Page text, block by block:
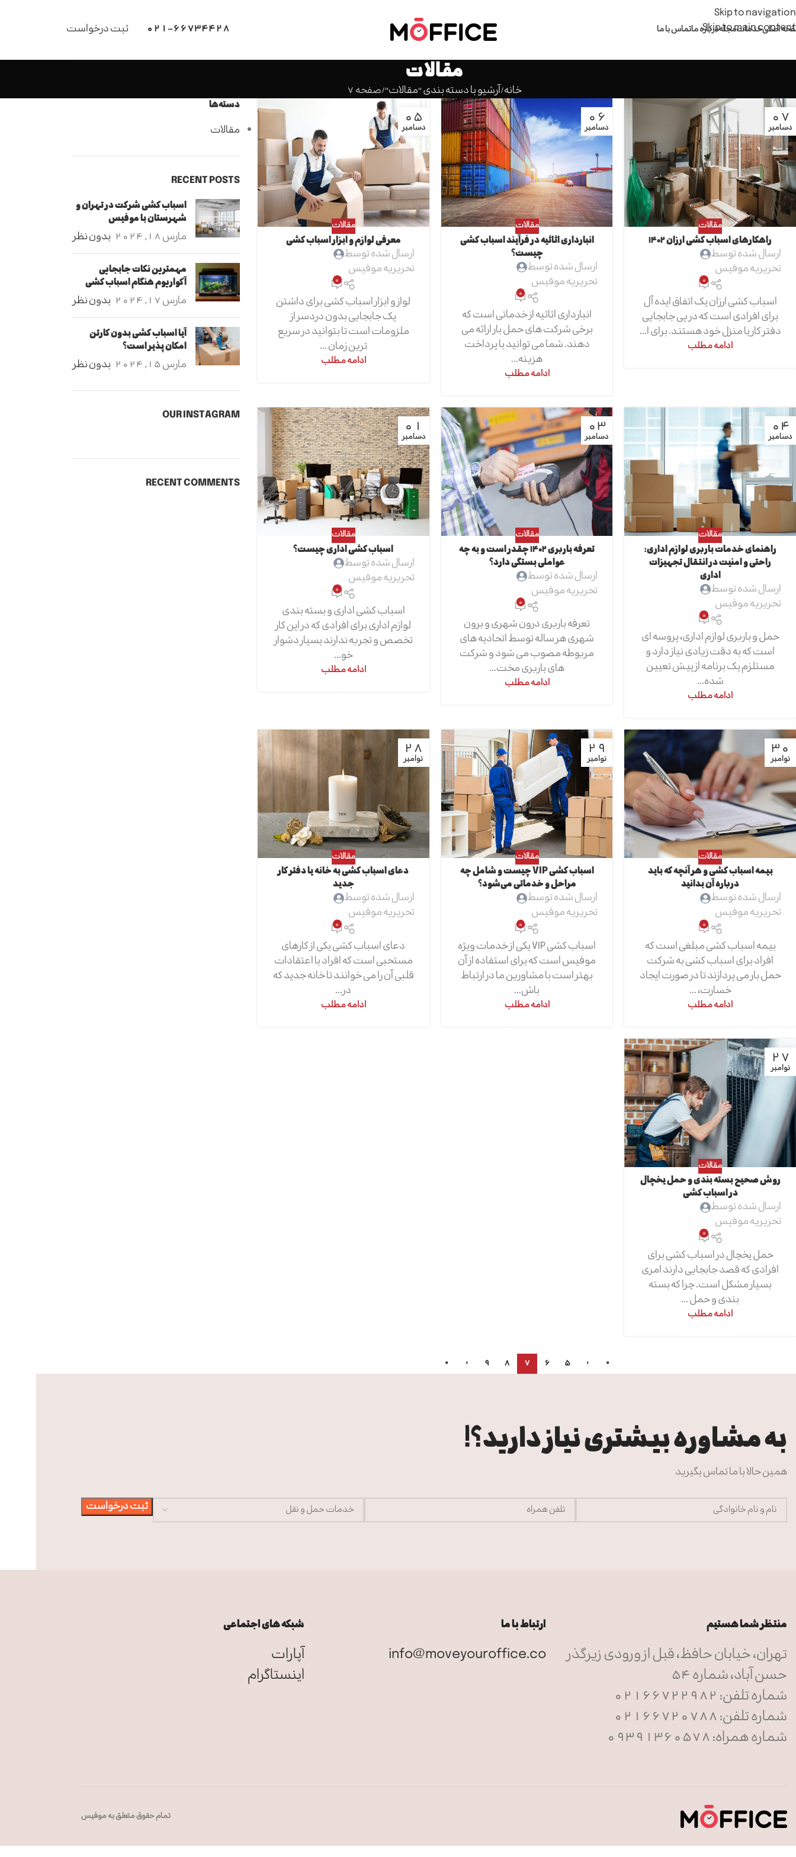
Skip to navigation
Skip to main content
اصلیخدماتمجلهدرباره ماتماس با ما 021-66734428 ثبت درخواست
مقالات خانه آرشیو با دسته بندی "مقالات" صفحه 7
07
دسامبر
مقالات
راهکارهای اسباب کشی ارزان 1402
ارسال شده توسط
تحریریه موفیس
0
اسباب کشی ارزان یک اتفاق ایده آل
برای افرادی است که در پی جابجایی
دفتر کار یا منزل خود هستند. برای ا...
ادامه مطلب
06
دسامبر
مقالات
انبارداری اثاثیه در فرآیند اسباب کشی
چیست؟
ارسال شده توسط
تحریریه موفیس
0
انبارداری اثاثیه از خدماتی است که
برخی شرکت های حمل بار ارائه می
دهند. شما می توانید با پرداخت
هزینه...
ادامه مطلب
05
دسامبر
مقالات
معرفی لوازم و ابزار اسباب کشی
ارسال شده توسط
تحریریه موفیس
0
لواز و ابزار اسباب کشی برای داشتن
یک جابجایی بدون دردسر از
ملزومات است تا بتوانید در سریع
ترین زمان ...
ادامه مطلب
04
دسامبر
مقالات
راهنمای خدمات باربری لوازم اداری:
راحتی و امنیت در انتقال تجهیزات
اداری
ارسال شده توسط
تحریریه موفیس
0
حمل و باربری لوازم اداری، پروسه ای
است که به دقت زیادی نیاز دارد و
مستلزم یک برنامه از پیش تعیین
شده...
ادامه مطلب
03
دسامبر
مقالات
تعرفه باربری 1402 چقدر است و به چه
عواملی بستگی دارد؟
ارسال شده توسط
تحریریه موفیس
0
تعرفه باربری درون شهری و برون
شهری هر ساله توسط اتحادیه های
مربوطه مصوب می شود و شرکت
های باربری مخت...
ادامه مطلب
01
دسامبر
مقالات
اسباب کشی اداری چیست؟
ارسال شده توسط
تحریریه موفیس
0
اسباب کشی اداری و بسته بندی
لوازم اداری برای افرادی که در این کار
تخصص و تجربه ندارند بسیار دشوار
خو...
ادامه مطلب
30
نوامبر
مقالات
بیمه اسباب کشی و هر آنچه که باید
درباره آن بدانید
ارسال شده توسط
تحریریه موفیس
0
بیمه اسباب کشی مبلغی است که
افراد برای اسباب کشی به شرکت
حمل بار می پردازند تا در صورت ایجاد
خسارت، ...
ادامه مطلب
29
نوامبر
مقالات
اسباب کشی VIP چیست و شامل چه
مراحل و خدماتی می‌شود؟
ارسال شده توسط
تحریریه موفیس
0
اسباب کشی VIP یکی از خدمات ویژه
موفیس است که برای استفاده از آن
بهتر است با مشاورین ما در ارتباط
باش...
ادامه مطلب
28
نوامبر
مقالات
دعای اسباب کشی به خانه یا دفتر کار
جدید
ارسال شده توسط
تحریریه موفیس
0
دعای اسباب کشی یکی از کارهای
مستحبی است که افراد با اعتقادات
قلبی آن را می خوانند تا خانه جدید که
در...
ادامه مطلب
27
نوامبر
مقالات
روش صحیح بسته بندی و حمل یخچال
در اسباب کشی
ارسال شده توسط
تحریریه موفیس
0
حمل یخچال در اسباب کشی برای
افرادی که قصد جابجایی دارند امری
بسیار مشکل است. چرا که بسته
بندی و حمل ...
ادامه مطلب
«
‹
5
6
7
8
9
›
»
دسته‌ها
مقالات
RECENT POSTS
اسباب کشی شرکت در تهران و
شهرستان‌ با موفیس
مارس 18, 2024
بدون نظر
مهمترین نکات جابجایی
آکواریوم هنگام اسباب کشی
مارس 17, 2024
بدون نظر
آیا اسباب کشی بدون کارتن
امکان پذیر است؟
مارس 15, 2024
بدون نظر
OUR INSTAGRAM
RECENT COMMENTS
به مشاوره بیشتری نیاز دارید؟!
همین حالا با ما تماس بگیرید
منتظر شما هستیم
تهران، خیابان حافظ، قبل از ورودی زیرگذر
حسن آباد، شماره 54
شماره تلفن: 02166722982
شماره تلفن: 02166720788
شماره همراه: 09391360578
ارتباط با ما
info@moveyouroffice.co
شبکه های اجتماعی
آپارات
اینستاگرام
تمام حقوق متعلق به موفیس